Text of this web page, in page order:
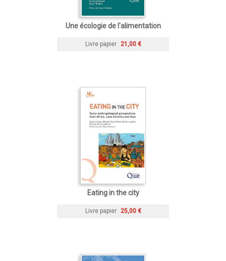
Une écologie de l'alimentation
Livre papier 21,00 €
Eating in the city
Livre papier 25,00 €